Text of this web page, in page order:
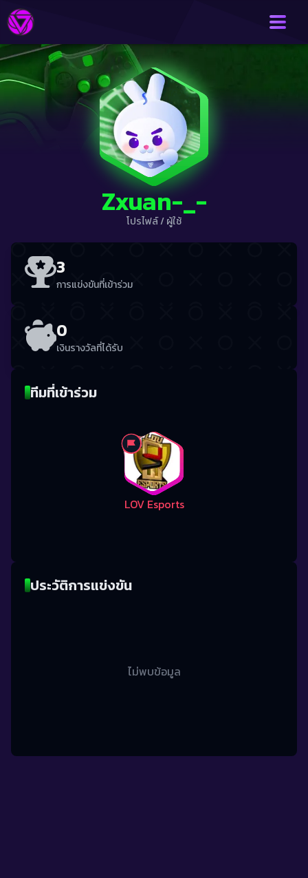
Zxuan-_-
โปรไฟล์/ผู้ใช้
3
การแข่งขันที่เข้าร่วม
0
เงินรางวัลที่ได้รับ
ทีมที่เข้าร่วม
LOV Esports
ประวัติการแข่งขัน
ไม่พบข้อมูล